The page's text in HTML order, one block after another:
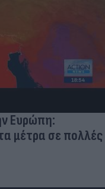
Ευρώπη:
μέτρα σε πολλές